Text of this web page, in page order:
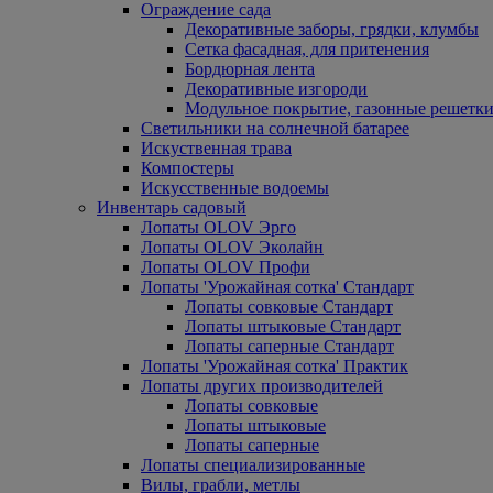
Ограждение сада
Декоративные заборы, грядки, клумбы
Сетка фасадная, для притенения
Бордюрная лента
Декоративные изгороди
Модульное покрытие, газонные
Светильники на солнечной батарее
Искуственная трава
Компостеры
Искусственные водоемы
Инвентарь садовый
Лопаты OLOV Эрго
Лопаты OLOV Эколайн
Лопаты OLOV Профи
Лопаты 'Урожайная сотка' Стандарт
Лопаты совковые Стандарт
Лопаты штыковые Стандарт
Лопаты саперные Стандарт
Лопаты 'Урожайная сотка' Практик
Лопаты других производителей
Лопаты совковые
Лопаты штыковые
Лопаты саперные
Лопаты специализированные
Вилы, грабли, метлы